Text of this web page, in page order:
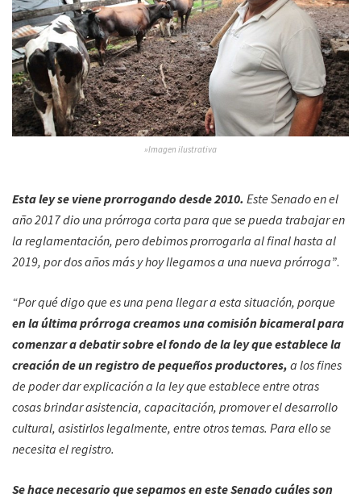
»Imagen ilustrativa
Esta ley se viene prorrogando desde 2010. Este Senado en el
año 2017 dio una prórroga corta para que se pueda trabajar en
la reglamentación, pero debimos prorrogarla al final hasta al
2019, por dos años más y hoy llegamos a una nueva prórroga”.
“Por qué digo que es una pena llegar a esta situación, porque
en la última prórroga creamos una comisión bicameral para
comenzar a debatir sobre el fondo de la ley que establece la
creación de un registro de pequeños productores, a los fines
de poder dar explicación a la ley que establece entre otras
cosas brindar asistencia, capacitación, promover el desarrollo
cultural, asistirlos legalmente, entre otros temas. Para ello se
necesita el registro.
Se hace necesario que sepamos en este Senado cuáles son